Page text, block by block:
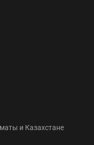
и Казахстане